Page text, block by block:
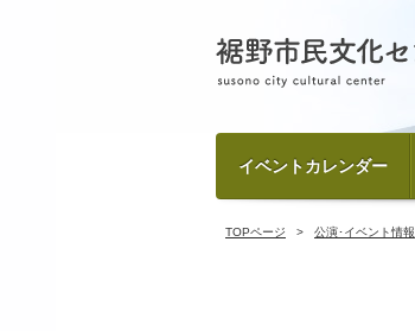
イベントカレンダー
TOPページ 公演･イベント情報